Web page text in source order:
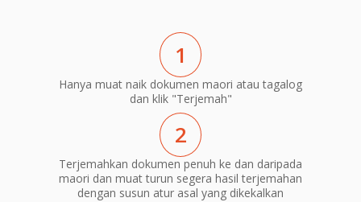
1
Hanya muat naik dokumen maori atau tagalog
dan klik "Terjemah"
2
Terjemahkan dokumen penuh ke dan daripada
maori dan muat turun segera hasil terjemahan
dengan susun atur asal yang dikekalkan